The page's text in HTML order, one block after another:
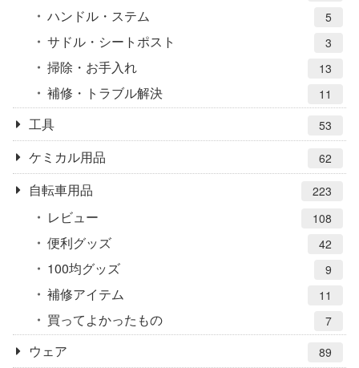
ハンドル・ステム 5
サドル・シートポスト 3
掃除・お手入れ 13
補修・トラブル解決 11
工具 53
ケミカル用品 62
自転車用品 223
レビュー 108
便利グッズ 42
100均グッズ 9
補修アイテム 11
買ってよかったもの 7
ウェア 89